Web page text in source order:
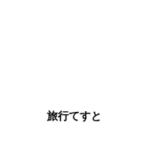
旅行てすと